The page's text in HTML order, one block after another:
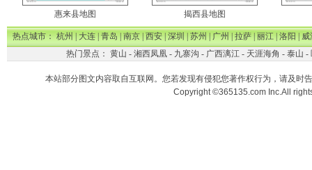
惠来县地图 揭西县地图
热点城市：杭州|大连|青岛|南京|西安|深圳|苏州|广州|拉萨|丽江|洛阳|威
热门景点： 黄山 - 湘西凤凰- 九寨沟 - 广西漓江- 天涯海角 - 泰山 -
本站部分图文内容取自互联网。您若发现有侵犯您著作权行为，请及时
Copyright ©365135.com Inc.All